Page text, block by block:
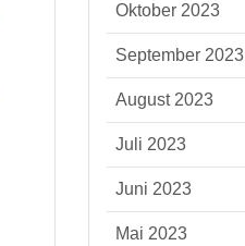
Oktober 2023
September 2023
August 2023
Juli 2023
Juni 2023
Mai 2023